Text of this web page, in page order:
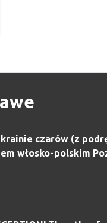
czarów (z
włosko-polskim